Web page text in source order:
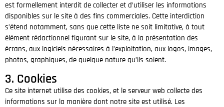
est formellement interdit de collecter et d’utiliser les informations
disponibles sur le site à des fins commerciales. Cette interdiction
s’étend notamment, sans que cette liste ne soit limitative, à tout
élément rédactionnel figurant sur le site, à la présentation des
écrans, aux logiciels nécessaires à l’exploitation, aux logos, images,
photos, graphiques, de quelque nature qu’ils soient.
3. Cookies
Ce site internet utilise des cookies, et le serveur web collecte des
informations sur la manière dont notre site est utilisé. Les